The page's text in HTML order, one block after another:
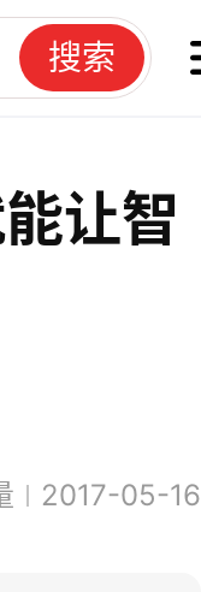
搜索
让智
2017-05-16